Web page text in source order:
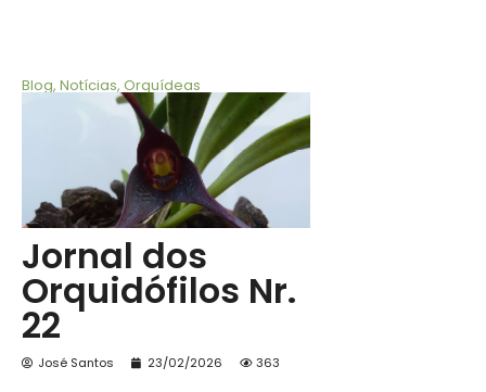
Blog, Notícias, Orquídeas
Jornal dos
Orquidófilos Nr.
22
José Santos 23/02/2026 363